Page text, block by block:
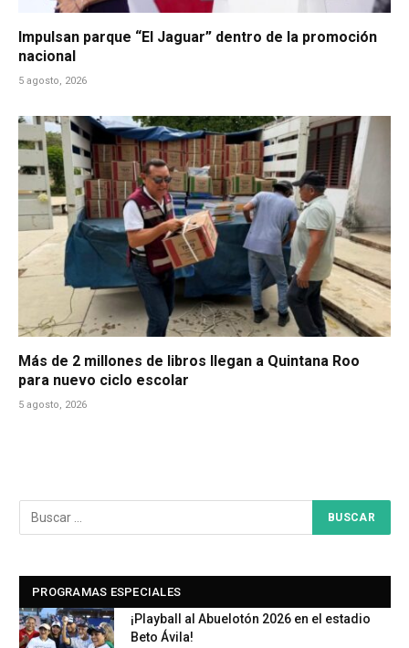
Impulsan parque “El Jaguar” dentro de la promoción
nacional
5 agosto, 2026
Más de 2 millones de libros llegan a Quintana Roo
para nuevo ciclo escolar
5 agosto, 2026
PROGRAMAS ESPECIALES
¡Playball al Abuelotón 2026 en el estadio
Beto Ávila!